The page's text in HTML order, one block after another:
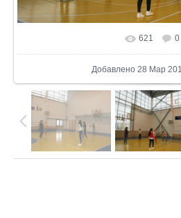
В реальном размере
621 0
Добавлено28 Мар